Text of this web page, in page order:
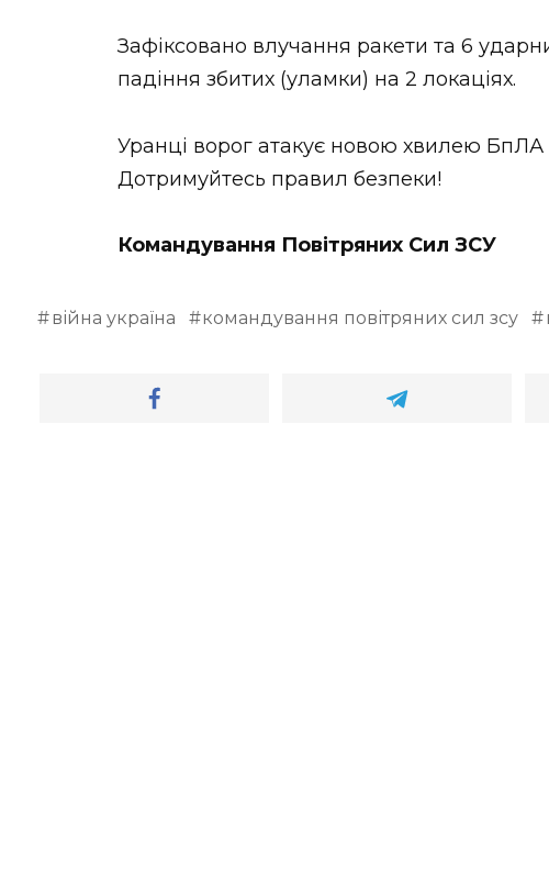
Зафіксовано влучання ракети та 6
падіння збитих (уламки) на 2 локаціях.
Уранці ворог атакує новою хвилею БпЛА
Дотримуйтесь правил безпеки!
Командування Повітряних Сил ЗСУ
війна україна командування повітряних сил зсу